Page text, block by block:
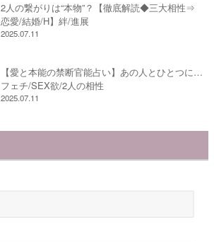
2人の繋がりは“本物”？【徹底解読◆三大相性⇒
恋愛/結婚/H】絆/進展
2025.07.11
【愛と本能の禁断官能占い】あの人とひとつに…
フェチ/SEX欲/2人の相性
2025.07.11